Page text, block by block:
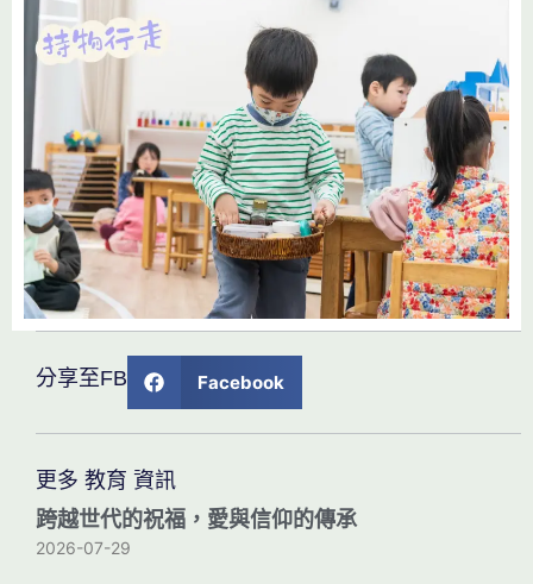
分享至FB Facebook
更多 教育 資訊
跨越世代的祝福，愛與信仰的傳承
2026-07-29